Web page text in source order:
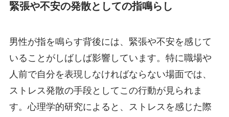
緊張や不安の発散としての指鳴らし
男性が指を鳴らす背後には、緊張や不安を感じて
いることがしばしば影響しています。特に職場や
人前で自分を表現しなければならない場面では、
ストレス発散の手段としてこの行動が見られま
す。心理学的研究によると、ストレスを感じた際